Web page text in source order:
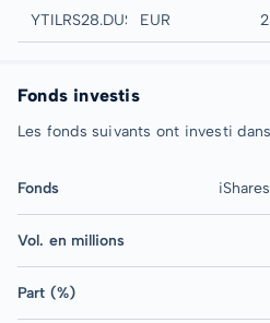
Düsseldorf
YTILRS28.DUSBEUR
Fonds investis
Les fonds suivants ont investi dans
Fonds
Vol. en millions
Part (%)